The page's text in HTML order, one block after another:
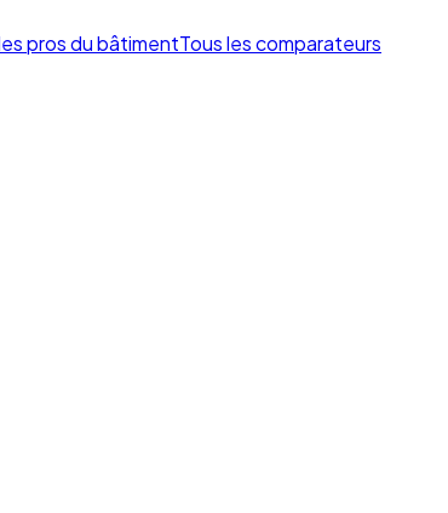
pros du bâtimentTous les comparateurs